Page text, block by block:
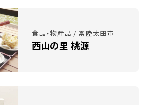
食品・物産品 / 常陸太田市
西山の里 桃源